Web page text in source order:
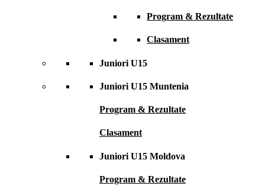
Program & Rezultate
Clasament
Juniori U15
Juniori U15 Muntenia
Program & Rezultate
Clasament
Juniori U15 Moldova
Program & Rezultate